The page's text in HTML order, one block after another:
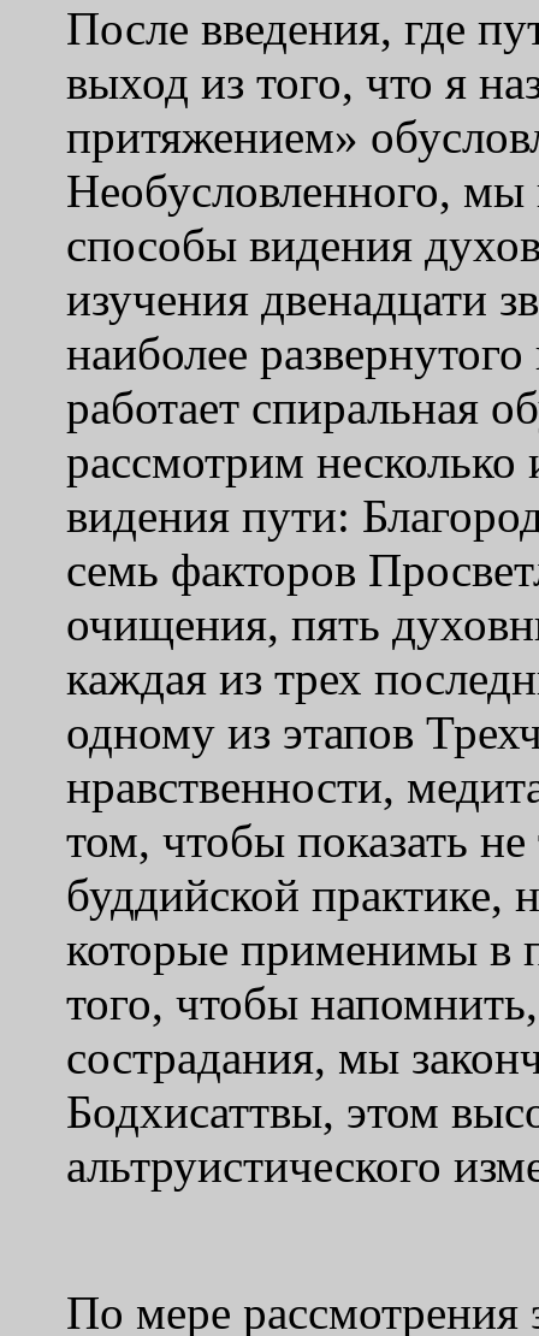
После введения, где
выход из того, что я
притяжением»
Необусловленного, мы
способы видения
изучения двенадцати
наиболее
работает спиральная
рассмотрим
видения пути:
семь факторов
очищения, пять
каждая из трех
одному из этапов
нравственности,
том, чтобы показать
буддийской практике,
которые применимы в
того, чтобы
сострадания, мы
Бодхисаттвы, этом
альтруистического
По мере рассмотрения